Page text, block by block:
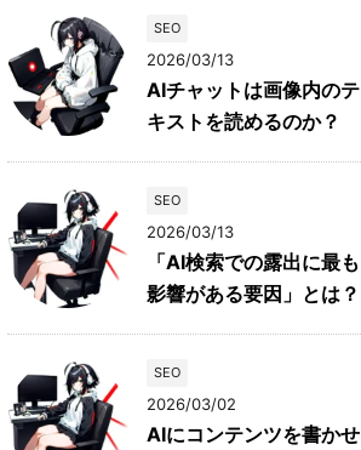
SEO
2026/03/13
AIチャットは画像内のテ
キストを読めるのか？
SEO
2026/03/13
「AI検索での露出に最も
影響がある要因」とは？
SEO
2026/03/02
AIにコンテンツを書かせ